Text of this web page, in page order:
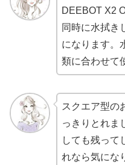
DEEBOT X2
同時に水拭き
になります。
類に合わせて
スクエア型の
っきりとれま
しても残って
れなら気にな